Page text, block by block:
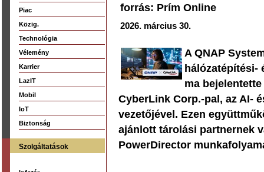
Piac
Közig.
Technológia
Vélemény
Karrier
LazIT
Mobil
IoT
Biztonság
Szolgáltatások
forrás: Prím Online
2026. március 30.
A QNAP
hálózatépítési-
ma
CyberLink Corp.-pal, az AI-
vezetőjével. Ezen
ajánlott tárolási partnernek
PowerDirector